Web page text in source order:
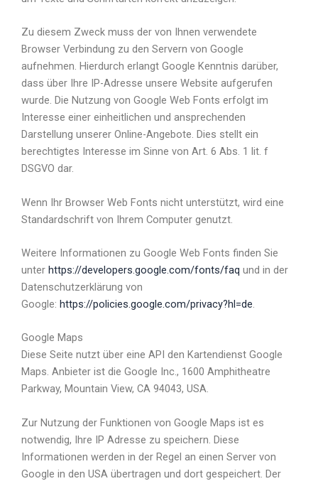
Zu diesem Zweck muss der von Ihnen verwendete
Browser Verbindung zu den Servern von Google
aufnehmen. Hierdurch erlangt Google Kenntnis darüber,
dass über Ihre IP-Adresse unsere Website aufgerufen
wurde. Die Nutzung von Google Web Fonts erfolgt im
Interesse einer einheitlichen und ansprechenden
Darstellung unserer Online-Angebote. Dies stellt ein
berechtigtes Interesse im Sinne von Art. 6 Abs. 1 lit. f
DSGVO dar.
Wenn Ihr Browser Web Fonts nicht unterstützt, wird eine
Standardschrift von Ihrem Computer genutzt.
Weitere Informationen zu Google Web Fonts finden Sie
unter https://developers.google.com/fonts/faq und in der
Datenschutzerklärung von
Google: https://policies.google.com/privacy?hl=de.
Google Maps
Diese Seite nutzt über eine API den Kartendienst Google
Maps. Anbieter ist die Google Inc., 1600 Amphitheatre
Parkway, Mountain View, CA 94043, USA.
Zur Nutzung der Funktionen von Google Maps ist es
notwendig, Ihre IP Adresse zu speichern. Diese
Informationen werden in der Regel an einen Server von
Google in den USA übertragen und dort gespeichert. Der